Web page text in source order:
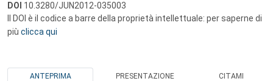
DOI 10.3280/JUN2012-035003
Il DOI è il codice a barre della proprietà intellettuale: per saperne di
più clicca qui
ANTEPRIMA PRESENTAZIONE CITAMI